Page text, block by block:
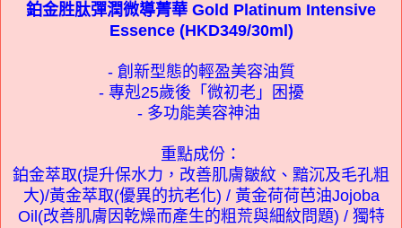
鉑金胜肽彈潤微導菁華 Gold Platinum Intensive
Essence (HKD349/30ml)
- 創新型態的輕盈美容油質
- 專剋25歲後「微初老」困擾
- 多功能美容神油
重點成份：
鉑金萃取(提升保水力，改善肌膚皺紋、黯沉及毛孔粗
大)/黃金萃取(優異的抗老化) / 黃金荷荷芭油Jojoba
Oil(改善肌膚因乾燥而產生的粗荒與細紋問題) / 獨特